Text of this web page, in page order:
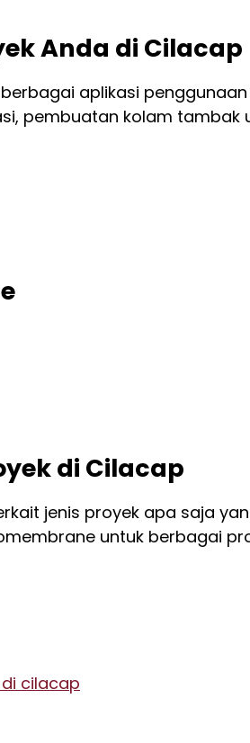
Anda di Cilacap
aplikasi
pembuatan kolam
di Cilacap
jenis proyek apa saja
untuk berbagai